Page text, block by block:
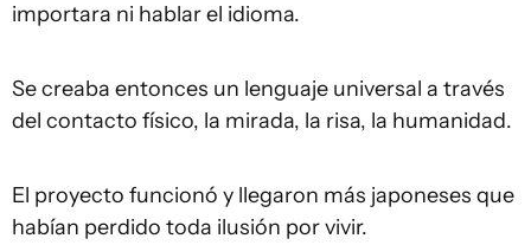
importara ni hablar el idioma.
Se creaba entonces un lenguaje universal a través
del contacto físico, la mirada, la risa, la humanidad.
El proyecto funcionó y llegaron más japoneses que
habían perdido toda ilusión por vivir.